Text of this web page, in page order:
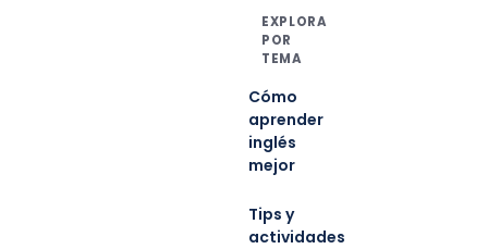
EXPLORA
POR
TEMA
Cómo
aprender
inglés
mejor
Tips y
actividades